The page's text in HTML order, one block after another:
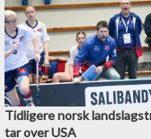
Tidligere norsk
tar over USA